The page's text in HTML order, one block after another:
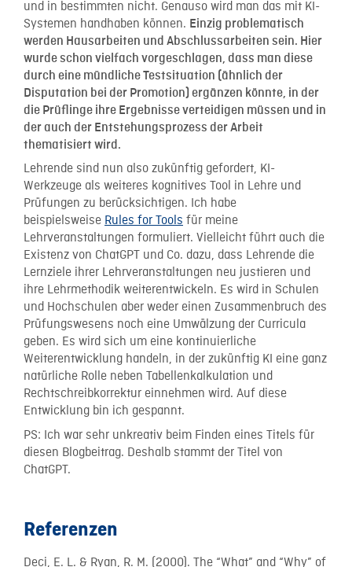
und in bestimmten nicht. Genauso wird man das mit KI-
Systemen handhaben können. Einzig problematisch
werden Hausarbeiten und Abschlussarbeiten sein. Hier
wurde schon vielfach vorgeschlagen, dass man diese
durch eine mündliche Testsituation (ähnlich der
Disputation bei der Promotion) ergänzen könnte, in der
die Prüflinge ihre Ergebnisse verteidigen müssen und in
der auch der Entstehungsprozess der Arbeit
thematisiert wird.
Lehrende sind nun also zukünftig gefordert, KI-
Werkzeuge als weiteres kognitives Tool in Lehre und
Prüfungen zu berücksichtigen. Ich habe
beispielsweise Rules for Tools für meine
Lehrveranstaltungen formuliert. Vielleicht führt auch die
Existenz von ChatGPT und Co. dazu, dass Lehrende die
Lernziele ihrer Lehrveranstaltungen neu justieren und
ihre Lehrmethodik weiterentwickeln. Es wird in Schulen
und Hochschulen aber weder einen Zusammenbruch des
Prüfungswesens noch eine Umwälzung der Curricula
geben. Es wird sich um eine kontinuierliche
Weiterentwicklung handeln, in der zukünftig KI eine ganz
natürliche Rolle neben Tabellenkalkulation und
Rechtschreibkorrektur einnehmen wird. Auf diese
Entwicklung bin ich gespannt.
PS: Ich war sehr unkreativ beim Finden eines Titels für
diesen Blogbeitrag. Deshalb stammt der Titel von
ChatGPT.
Referenzen
Deci, E. L. & Ryan, R. M. (2000). The “What” and “Why” of